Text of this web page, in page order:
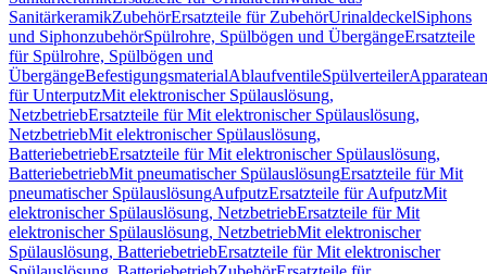
SanitärkeramikZubehörErsatzteile für ZubehörUrinaldeckelSiphons
und SiphonzubehörSpülrohre, Spülbögen und ÜbergängeErsatzteile
für Spülrohre, Spülbögen und
ÜbergängeBefestigungsmaterialAblaufventileSpülverteiler
für UnterputzMit elektronischer Spülauslösung,
NetzbetriebErsatzteile für Mit elektronischer Spülauslösung,
NetzbetriebMit elektronischer Spülauslösung,
BatteriebetriebErsatzteile für Mit elektronischer Spülauslösung,
BatteriebetriebMit pneumatischer SpülauslösungErsatzteile für Mit
pneumatischer SpülauslösungAufputzErsatzteile für AufputzMit
elektronischer Spülauslösung, NetzbetriebErsatzteile für Mit
elektronischer Spülauslösung, NetzbetriebMit elektronischer
Spülauslösung, BatteriebetriebErsatzteile für Mit elektronischer